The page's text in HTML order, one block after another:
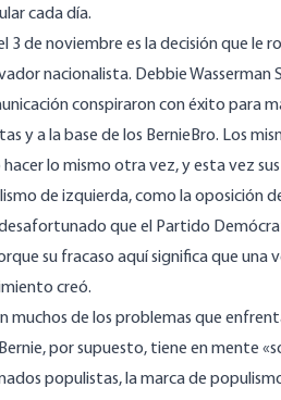
cada día.
3 de noviembre es la decisión que le
nacionalista. Debbie Wasserman
conspiraron con éxito para
y a la base de los BernieBro. Los
lo mismo otra vez, y esta vez
de izquierda, como la oposición
desafortunado que el Partido
su fracaso aquí significa que una
creó.
muchos de los problemas que
por supuesto, tiene en mente
populistas, la marca de